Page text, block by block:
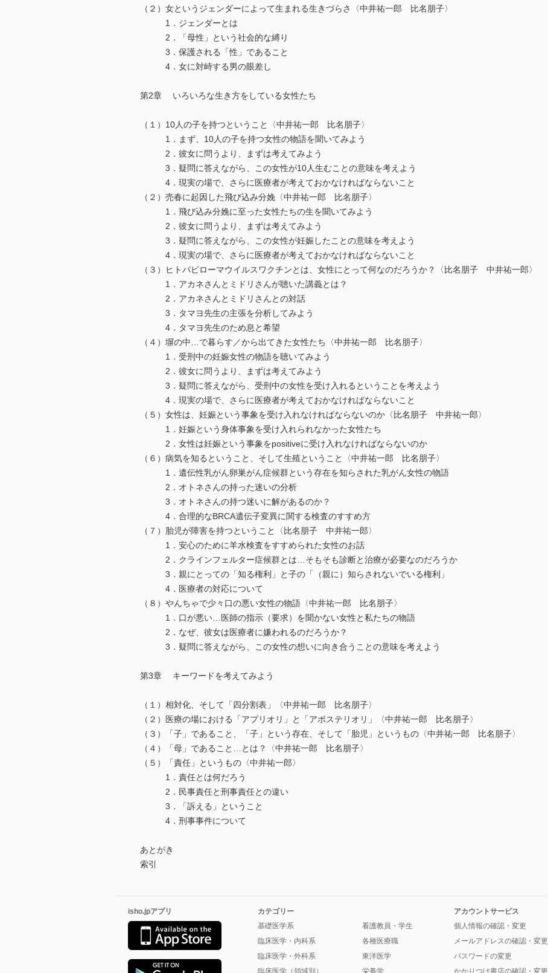
（２）女というジェンダーによって生まれる生きづらさ〈中井祐一郎 比名朋子〉
1．ジェンダーとは
2．「母性」という社会的な縛り
3．保護される「性」であること
4．女に対峙する男の眼差し
第2章 いろいろな生き方をしている女性たち
（１）10人の子を持つということ〈中井祐一郎 比名朋子〉
1．まず、10人の子を持つ女性の物語を聞いてみよう
2．彼女に問うより、まずは考えてみよう
3．疑問に答えながら、この女性が10人生むことの意味を考えよう
4．現実の場で、さらに医療者が考えておかなければならないこと
（２）売春に起因した飛び込み分娩〈中井祐一郎 比名朋子〉
1．飛び込み分娩に至った女性たちの生を聞いてみよう
2．彼女に問うより、まずは考えてみよう
3．疑問に答えながら、この女性が妊娠したことの意味を考えよう
4．現実の場で、さらに医療者が考えておかなければならないこと
（３）ヒトパピローマウイルスワクチンとは、女性にとって何なのだろうか？〈比名朋子 中井祐一郎〉
1．アカネさんとミドリさんが聴いた講義とは？
2．アカネさんとミドリさんとの対話
3．タマヨ先生の主張を分析してみよう
4．タマヨ先生のため息と希望
（４）塀の中…で暮らす／から出てきた女性たち〈中井祐一郎 比名朋子〉
1．受刑中の妊娠女性の物語を聴いてみよう
2．彼女に問うより、まずは考えてみよう
3．疑問に答えながら、受刑中の女性を受け入れるということを考えよう
4．現実の場で、さらに医療者が考えておかなければならないこと
（５）女性は、妊娠という事象を受け入れなければならないのか〈比名朋子 中井祐一郎〉
1．妊娠という身体事象を受け入れられなかった女性たち
2．女性は妊娠という事象をpositiveに受け入れなければならないのか
（６）病気を知るということ、そして生殖ということ〈中井祐一郎 比名朋子〉
1．遺伝性乳がん卵巣がん症候群という存在を知らされた乳がん女性の物語
2．オトネさんの持った迷いの分析
3．オトネさんの持つ迷いに解があるのか？
4．合理的なBRCA遺伝子変異に関する検査のすすめ方
（７）胎児が障害を持つということ〈比名朋子 中井祐一郎〉
1．安心のために羊水検査をすすめられた女性のお話
2．クラインフェルター症候群とは…そもそも診断と治療が必要なのだろうか
3．親にとっての「知る権利」と子の「（親に）知らされないでいる権利」
4．医療者の対応について
（８）やんちゃで少々口の悪い女性の物語〈中井祐一郎 比名朋子〉
1．口が悪い…医師の指示（要求）を聞かない女性と私たちの物語
2．なぜ、彼女は医療者に嫌われるのだろうか？
3．疑問に答えながら、この女性の想いに向き合うことの意味を考えよう
第3章 キーワードを考えてみよう
（１）相対化、そして「四分割表」〈中井祐一郎 比名朋子〉
（２）医療の場における「アプリオリ」と「アポステリオリ」〈中井祐一郎 比名朋子〉
（３）「子」であること、「子」という存在、そして「胎児」というもの〈中井祐一郎 比名朋子〉
（４）「母」であること…とは？〈中井祐一郎 比名朋子〉
（５）「責任」というもの〈中井祐一郎〉
1．責任とは何だろう
2．民事責任と刑事責任との違い
3．「訴える」ということ
4．刑事事件について
あとがき
索引
isho.jpアプリ
カテゴリー
基礎医学系
臨床医学・内科系
臨床医学・外科系
看護教員・学生
各種医療職
東洋医学
アカウントサービス
個人情報の確認・変更
メールアドレスの確認・変更
パスワードの変更